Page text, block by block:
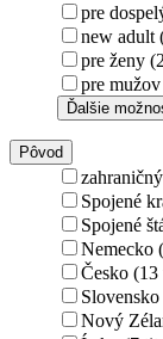
pre
new adult
pre ženy
pre
Ďalšie
Pôvod
Spojené
Spojené
Nemecko
Česko
Nový